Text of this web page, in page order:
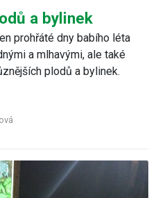
a bylinek
prohřáté dny babího léta
a mlhavými, ale také
plodů a bylinek.